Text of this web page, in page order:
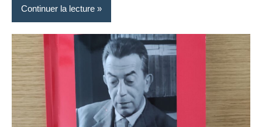
Continuer la lecture